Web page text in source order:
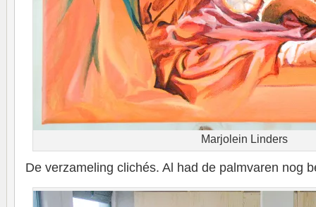
Marjolein Linders
De verzameling clichés. Al had de palmvaren nog